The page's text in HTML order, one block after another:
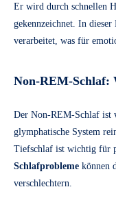
Er wird durch schnellen
gekennzeichnet. In dieser
verarbeitet, was für
Non-REM-Schlaf:
Der Non-REM-Schlaf ist
glymphatische System
Tiefschlaf ist wichtig für
Schlafprobleme können
verschlechtern.